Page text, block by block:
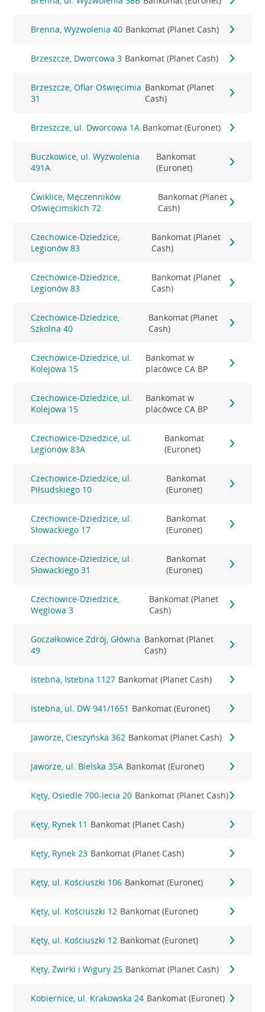
Brenna, Wyzwolenia 40 Bankomat (Planet Cash)
Brzeszcze, Dworcowa 3 Bankomat (Planet Cash)
Brzeszcze, Ofiar Oświęcimia
31
Bankomat (Planet
Cash)
Brzeszcze, ul. Dworcowa 1A Bankomat (Euronet)
Buczkowice, ul. Wyzwolenia
491A
Bankomat
(Euronet)
Ćwiklice, Męczenników
Oświęcimskich 72
Bankomat (Planet
Cash)
Czechowice-Dziedzice,
Legionów 83
Bankomat (Planet
Cash)
Czechowice-Dziedzice,
Legionów 83
Bankomat (Planet
Cash)
Czechowice-Dziedzice,
Szkolna 40
Bankomat (Planet
Cash)
Czechowice-Dziedzice, ul.
Kolejowa 15
Bankomat w
placówce CA BP
Czechowice-Dziedzice, ul.
Kolejowa 15
Bankomat w
placówce CA BP
Czechowice-Dziedzice, ul.
Legionów 83A
Bankomat
(Euronet)
Czechowice-Dziedzice, ul.
Piłsudskiego 10
Bankomat
(Euronet)
Czechowice-Dziedzice, ul.
Słowackiego 17
Bankomat
(Euronet)
Czechowice-Dziedzice, ul.
Słowackiego 31
Bankomat
(Euronet)
Czechowice-Dziedzice,
Węglowa 3
Bankomat (Planet
Cash)
Goczałkowice Zdrój, Główna
49
Bankomat (Planet
Cash)
Istebna, Istebna 1127 Bankomat (Planet Cash)
Istebna, ul. DW 941/1651 Bankomat (Euronet)
Jaworze, Cieszyńska 362 Bankomat (Planet Cash)
Jaworze, ul. Bielska 35A Bankomat (Euronet)
Kęty, Osiedle 700-lecia 20 Bankomat (Planet Cash)
Kęty, Rynek 11 Bankomat (Planet Cash)
Kęty, Rynek 23 Bankomat (Planet Cash)
Kęty, ul. Kościuszki 106 Bankomat (Euronet)
Kęty, ul. Kościuszki 12 Bankomat (Euronet)
Kęty, ul. Kościuszki 12 Bankomat (Euronet)
Kęty, Żwirki i Wigury 25 Bankomat (Planet Cash)
Kobiernice, ul. Krakowska 24 Bankomat (Euronet)